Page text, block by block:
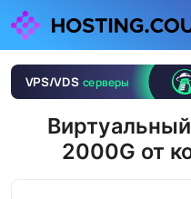
2000G от